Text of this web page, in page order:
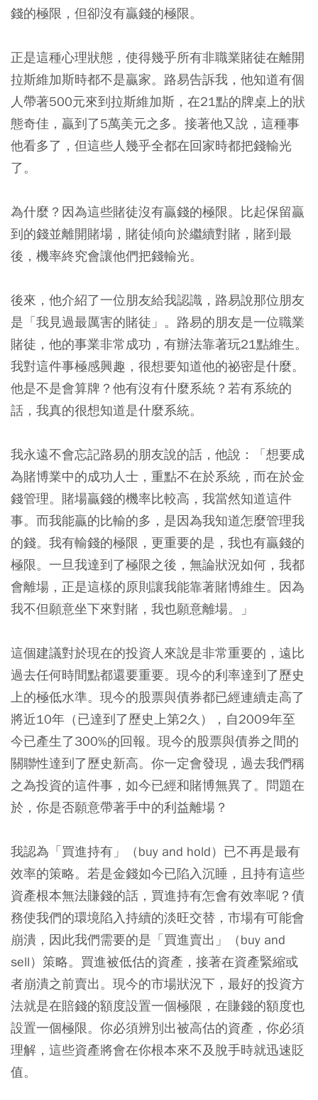
錢的極限，但卻沒有贏錢的極限。
正是這種心理狀態，使得幾乎所有非職業賭徒在離開
拉斯維加斯時都不是贏家。路易告訴我，他知道有個
人帶著500元來到拉斯維加斯，在21點的牌桌上的狀
態奇佳，贏到了5萬美元之多。接著他又說，這種事
他看多了，但這些人幾乎全都在回家時都把錢輸光
了。
為什麼？因為這些賭徒沒有贏錢的極限。比起保留贏
到的錢並離開賭場，賭徒傾向於繼續對賭，賭到最
後，機率終究會讓他們把錢輸光。
後來，他介紹了一位朋友給我認識，路易說那位朋友
是「我見過最厲害的賭徒」。路易的朋友是一位職業
賭徒，他的事業非常成功，有辦法靠著玩21點維生。
我對這件事極感興趣，很想要知道他的祕密是什麼。
他是不是會算牌？他有沒有什麼系統？若有系統的
話，我真的很想知道是什麼系統。
我永遠不會忘記路易的朋友說的話，他說：
「想要成
為賭博業中的成功人士，重點不在於系統，而在於金
錢管理。賭場贏錢的機率比較高，我當然知道這件
事。而我能贏的比輸的多，是因為我知道怎麼管理我
的錢。我有輸錢的極限，更重要的是，我也有贏錢的
極限。一旦我達到了極限之後，無論狀況如何，我都
會離場，正是這樣的原則讓我能靠著賭博維生。因為
我不但願意坐下來對賭，我也願意離場。」
這個建議對於現在的投資人來說是非常重要的，遠比
過去任何時間點都還要重要。現今的利率達到了歷史
上的極低水準。現今的股票與債券都已經連續走高了
將近10年（已達到了歷史上第2久），自2009年至
今已產生了300%的回報。現今的股票與債券之間的
關聯性達到了歷史新高。你一定會發現，過去我們稱
之為投資的這件事，如今已經和賭博無異了。問題在
於，你是否願意帶著手中的利益離場？
我認為「買進持有」（buy and hold）已不再是最有
效率的策略。若是金錢如今已陷入沉睡，且持有這些
資產根本無法賺錢的話，買進持有怎會有效率呢？債
務使我們的環境陷入持續的淡旺交替，市場有可能會
崩潰，因此我們需要的是「買進賣出」（buy and
sell）策略。買進被低估的資產，接著在資產緊縮或
者崩潰之前賣出。現今的市場狀況下，最好的投資方
法就是在賠錢的額度設置一個極限，在賺錢的額度也
設置一個極限。你必須辨別出被高估的資產，你必須
理解，這些資產將會在你根本來不及脫手時就迅速貶
值。